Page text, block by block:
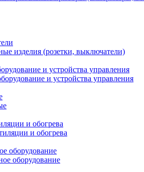
изделия (розетки, выключатели)
и устройства управления
и обогрева
оборудование